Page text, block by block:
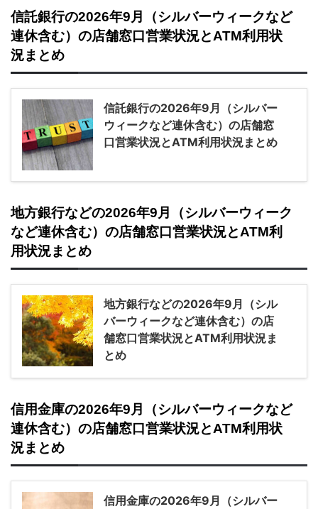
信託銀行の2026年9月（シルバーウィークなど
連休含む）の店舗窓口営業状況とATM利用状
況まとめ
信託銀行の2026年9月（シルバー
ウィークなど連休含む）の店舗窓
口営業状況とATM利用状況まとめ
地方銀行などの2026年9月（シルバーウィーク
など連休含む）の店舗窓口営業状況とATM利
用状況まとめ
地方銀行などの2026年9月（シル
バーウィークなど連休含む）の店
舗窓口営業状況とATM利用状況ま
とめ
信用金庫の2026年9月（シルバーウィークなど
連休含む）の店舗窓口営業状況とATM利用状
況まとめ
信用金庫の2026年9月（シルバー